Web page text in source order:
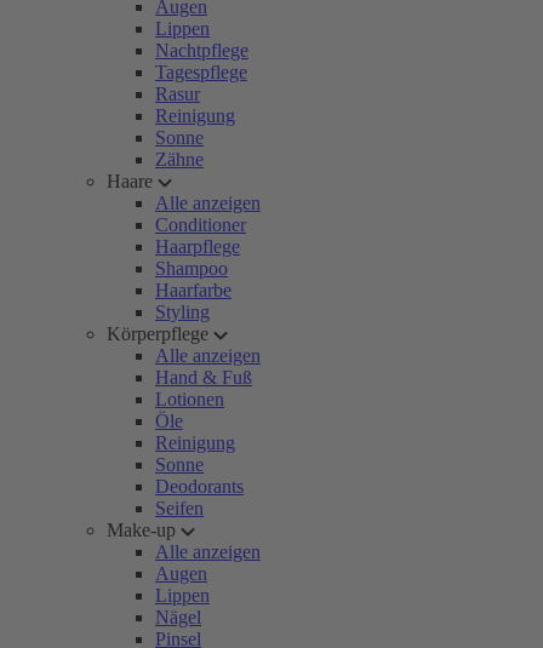
Augen
Lippen
Nachtpflege
Tagespflege
Rasur
Reinigung
Sonne
Zähne
Haare
Alle anzeigen
Conditioner
Haarpflege
Shampoo
Haarfarbe
Styling
Körperpflege
Alle anzeigen
Hand & Fuß
Lotionen
Öle
Reinigung
Sonne
Deodorants
Seifen
Make-up
Alle anzeigen
Augen
Lippen
Nägel
Pinsel